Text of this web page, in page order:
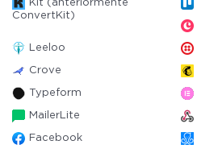
Kit (anteriormente
ConvertKit)
Leeloo
Crove
Typeform
MailerLite
Facebook